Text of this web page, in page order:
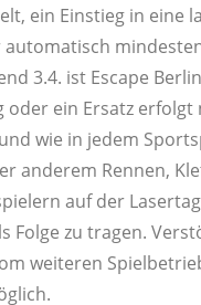
ein Einstieg in eine
3.4. ist Escape
oder ein Ersatz erfolgt
wie in jedem
anderem Rennen,
auf der
Folge zu tragen.
weiteren